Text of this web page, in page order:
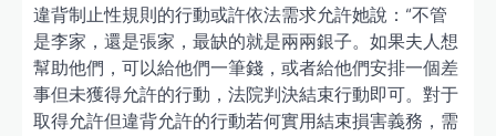
違背制止性規則的行動或許依法需求允許她說：“不管
是李家，還是張家，最缺的就是兩兩銀子。如果夫人想
幫助他們，可以給他們一筆錢，或者給他們安排一個差
事但未獲得允許的行動，法院判決結束行動即可。對于
取得允許但違背允許的行動若何實用結束損害義務，需